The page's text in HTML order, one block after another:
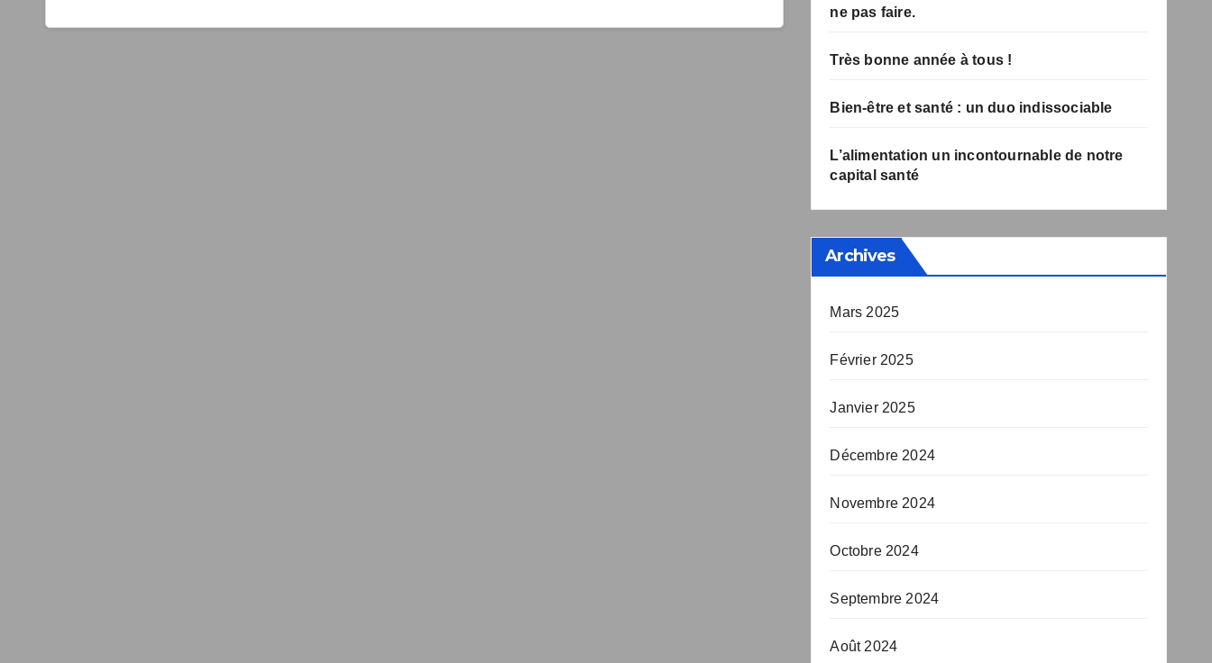
à ne pas faire.
Très bonne année à tous !
Bien-être et santé : un duo indissociable
L’alimentation un incontournable de notre
capital santé
Archives
Mars 2025
Février 2025
Janvier 2025
Décembre 2024
Novembre 2024
Octobre 2024
Septembre 2024
Août 2024